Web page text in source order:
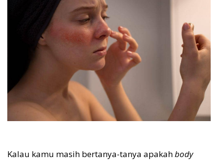
Kalau kamu masih bertanya-tanya apakahbody